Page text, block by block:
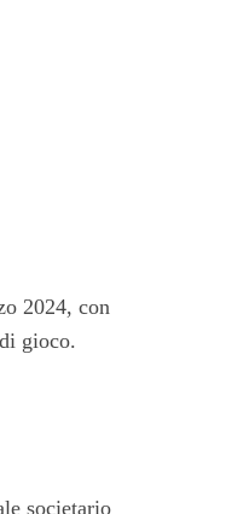
2024, con
gioco.
societario